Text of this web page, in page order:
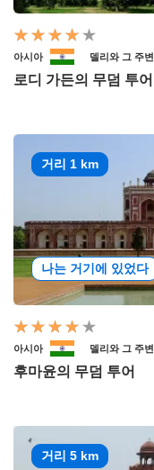
아시아 델리와 그 주변
로디 가든의 무덤 투어
거리 1 km
나는 거기에 있었다
아시아 델리와 그 주변
후마윤의 무덤 투어
거리 5 km